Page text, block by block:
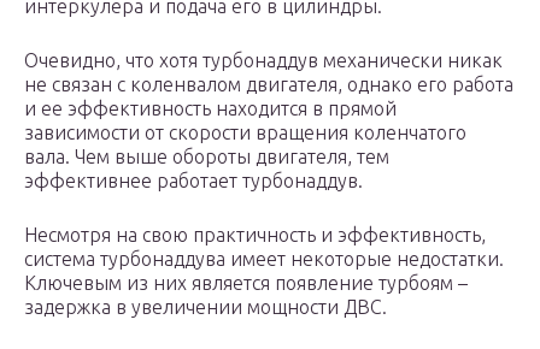
интеркулера и подача его в цилиндры.
Очевидно, что хотя турбонаддув механически никак
не связан с коленвалом двигателя, однако его работа
и ее эффективность находится в прямой
зависимости от скорости вращения коленчатого
вала. Чем выше обороты двигателя, тем
эффективнее работает турбонаддув.
Несмотря на свою практичность и эффективность,
система турбонаддува имеет некоторые недостатки.
Ключевым из них является появление турбоям –
задержка в увеличении мощности ДВС.